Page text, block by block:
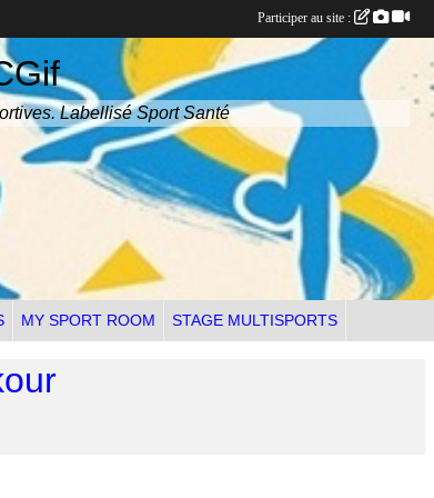
Labellisé Sport Santé
MY SPORT ROOM STAGE MULTISPORTS
Participer au site :